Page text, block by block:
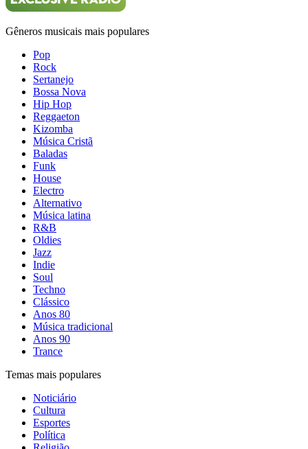
Gêneros musicais mais populares
Pop
Rock
Sertanejo
Bossa Nova
Hip Hop
Reggaeton
Kizomba
Música Cristã
Baladas
Funk
House
Electro
Alternativo
Música latina
R&B
Oldies
Jazz
Indie
Soul
Techno
Clássico
Anos 80
Música tradicional
Anos 90
Trance
Temas mais populares
Noticiário
Cultura
Esportes
Política